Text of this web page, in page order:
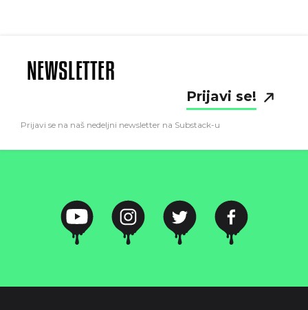
NEWSLETTER
Prijavi se!
Prijavi se na naš nedeljni newsletter na Substack-u